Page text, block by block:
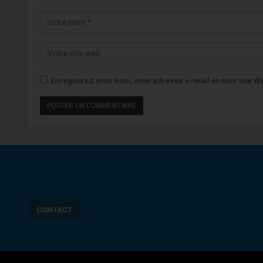
Enregistrez mon nom, mon adresse e-mail et mon site
CONTACT